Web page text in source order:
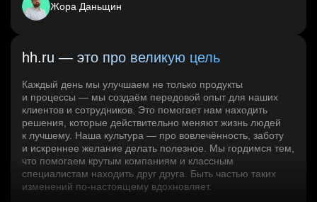
Жора Даньщин
hh.ru — это про великую цель
Каждый день мы улучшаем не только продукты
и процессы — мы создаём передовой опыт для наших
клиентов и сотрудников. Это помогает нам находить
решения, которые действительно меняют жизнь людей
к лучшему. Наша культура — про вовлечённость, заботу
и искреннее желание делать полезное. Мы гордимся тем,
что помогаем крутым компаниям и классным
специалистам находить друг друга. Быть частью таких
изменений по‑настоящему вдохновляет.